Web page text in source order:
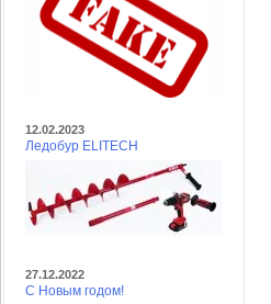
12.02.2023
Ледобур ELITECH
27.12.2022
С Новым годом!